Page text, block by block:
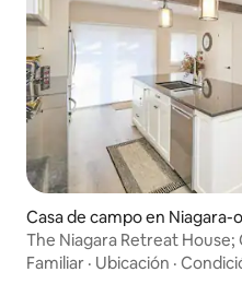
Casa de campo en
The Niagara Retreat
2020
Familiar · Ubicación ·